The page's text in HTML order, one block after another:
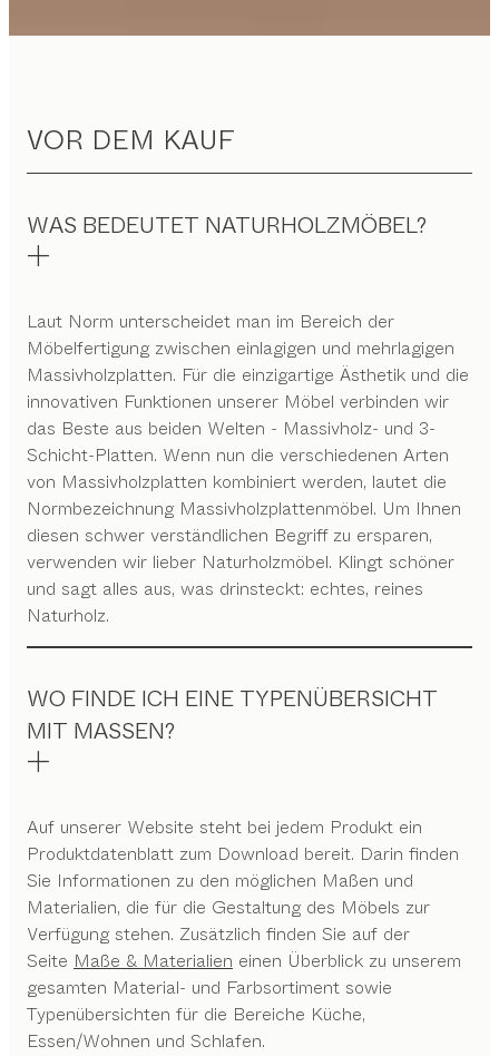
VOR DEM KAUF
WAS BEDEUTET NATURHOLZMÖBEL?
Laut Norm unterscheidet man im Bereich der
Möbelfertigung zwischen einlagigen und mehrlagigen
Massivholzplatten. Für die einzigartige Ästhetik und die
innovativen Funktionen unserer Möbel verbinden wir
das Beste aus beiden Welten - Massivholz- und 3-
Schicht-Platten. Wenn nun die verschiedenen Arten
von Massivholzplatten kombiniert werden, lautet die
Normbezeichnung Massivholzplattenmöbel. Um Ihnen
diesen schwer verständlichen Begriff zu ersparen,
verwenden wir lieber Naturholzmöbel. Klingt schöner
und sagt alles aus, was drinsteckt: echtes, reines
Naturholz.
WO FINDE ICH EINE TYPENÜBERSICHT
MIT MASSEN?
Auf unserer Website steht bei jedem Produkt ein
Produktdatenblatt zum Download bereit. Darin finden
Sie Informationen zu den möglichen Maßen und
Materialien, die für die Gestaltung des Möbels zur
Verfügung stehen. Zusätzlich finden Sie auf der
Seite Maße & Materialien einen Überblick zu unserem
gesamten Material- und Farbsortiment sowie
Typenübersichten für die Bereiche Küche,
Essen/Wohnen und Schlafen.